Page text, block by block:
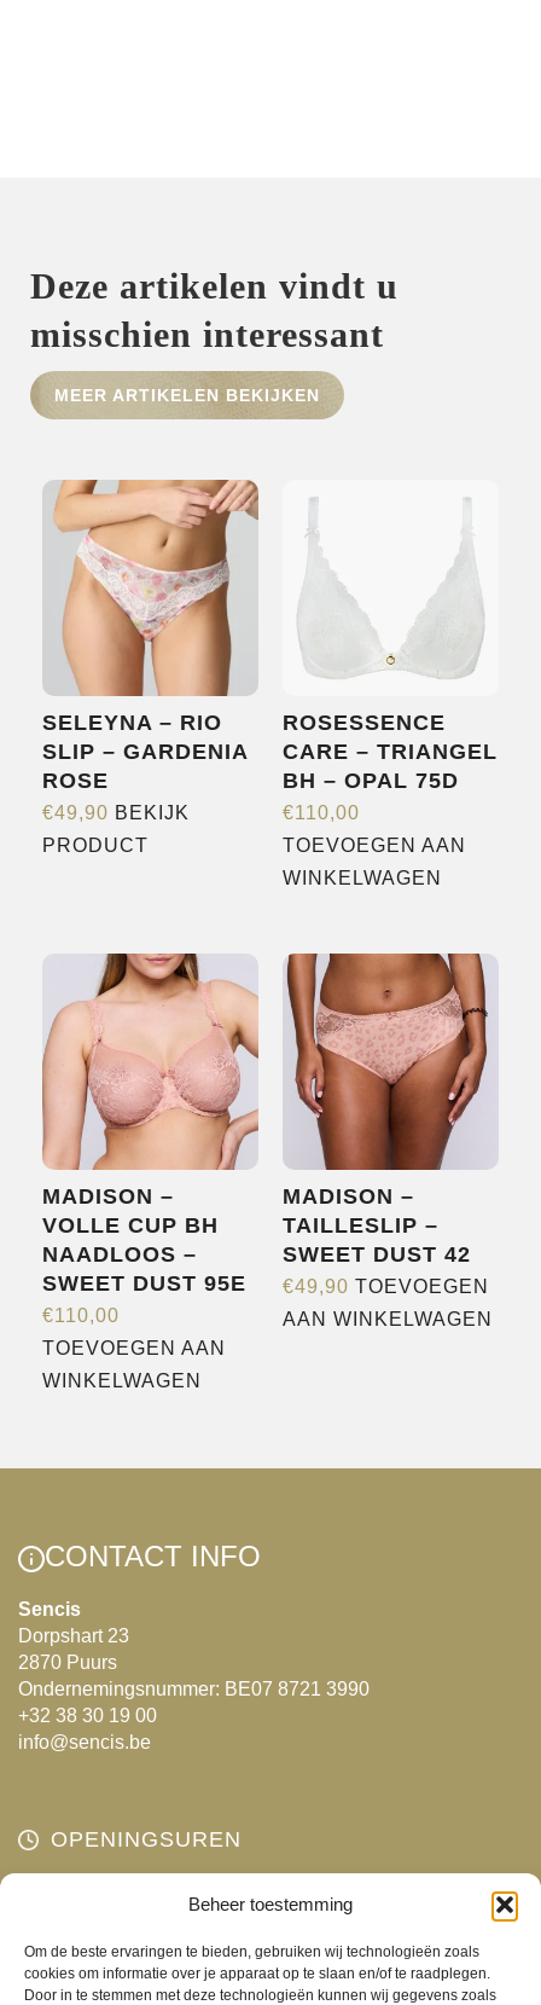
Beheer toestemming
Om de beste ervaringen te bieden, gebruiken wij technologieën zoals
cookies om informatie over je apparaat op te slaan en/of te raadplegen.
Door in te stemmen met deze technologieën kunnen wij gegevens zoals
SHOP
OVER ONS
MERKEN
NIEUWS
CONTACT
Deze artikelen vindt u
misschien interessant
MEER ARTIKELEN BEKIJKEN
SELEYNA – RIO
SLIP – GARDENIA
ROSE
€49,90 BEKIJK
PRODUCT
variaties.
Deze
optie
kan
gekozen
worden
op
de
productpagina
ROSESSENCE
CARE – TRIANGEL
BH – OPAL 75D
€110,00
TOEVOEGEN AAN
WINKELWAGEN
MADISON –
VOLLE CUP BH
NAADLOOS –
SWEET DUST 95E
€110,00
TOEVOEGEN AAN
WINKELWAGEN
MADISON –
TAILLESLIP –
SWEET DUST 42
€49,90 TOEVOEGEN
AAN WINKELWAGEN
CONTACT INFO
Sencis
Dorpshart 23
2870 Puurs
Ondernemingsnummer: BE07 8721 3990
+32 38 30 19 00
info@sencis.be
OPENINGSUREN
Gesloten
Woensdag
10:00 - 18:00